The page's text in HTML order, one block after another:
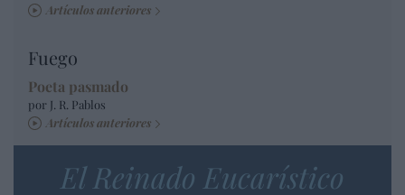
Artículos anteriores
Fuego
Poeta pasmado
por J. R. Pablos
Artículos anteriores
El Reinado Eucarístico